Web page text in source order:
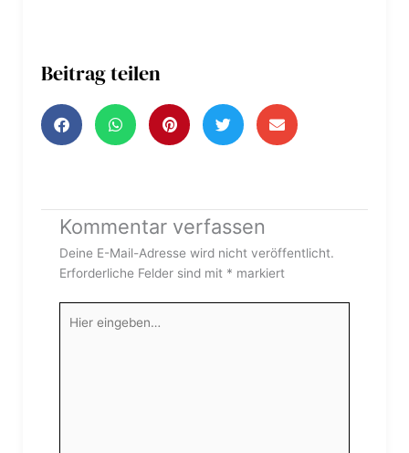
Beitrag teilen
Kommentar verfassen
Deine E-Mail-Adresse wird nicht veröffentlicht.
Erforderliche Felder sind mit * markiert
eingeben…